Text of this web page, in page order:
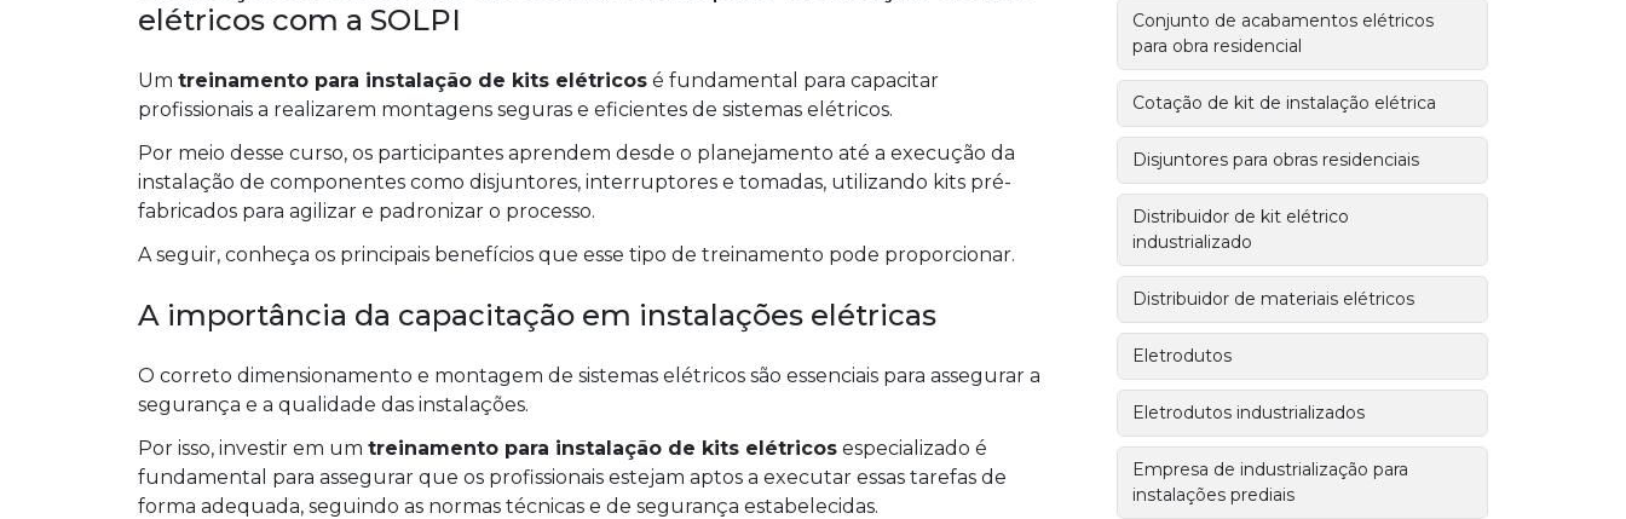
elétricos com a SOLPI
Um treinamento para instalação de kits elétricos é fundamental para capacitar
profissionais a realizarem montagens seguras e eficientes de sistemas elétricos.
Por meio desse curso, os participantes aprendem desde o planejamento até a execução da
instalação de componentes como disjuntores, interruptores e tomadas, utilizando kits pré-
fabricados para agilizar e padronizar o processo.
A seguir, conheça os principais benefícios que esse tipo de treinamento pode proporcionar.
A importância da capacitação em instalações elétricas
O correto dimensionamento e montagem de sistemas elétricos são essenciais para assegurar a
segurança e a qualidade das instalações.
Por isso, investir em um treinamento para instalação de kits elétricos especializado é
fundamental para assegurar que os profissionais estejam aptos a executar essas tarefas de
forma adequada, seguindo as normas técnicas e de segurança estabelecidas.
Conjunto de acabamentos elétricos
para obra residencial
Cotação de kit de instalação elétrica
Disjuntores para obras residenciais
Distribuidor de kit elétrico
industrializado
Distribuidor de materiais elétricos
Eletrodutos
Eletrodutos industrializados
Empresa de industrialização para
instalações prediais